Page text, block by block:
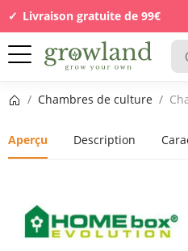
Livraison gratuite de 99€
Page d’accueil
/ Chambres de culture /
Aperçu Description